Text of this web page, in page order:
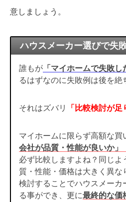
意しましょう。
ハウスメーカー選びで失
誰もが 「マイホームで失敗し
るはずなのに失敗例は後を絶
それはズバリ 「比較検討が足
マイホームに限らず高額な買
会社が品質・性能が良いか」
必ず比較しますよね？同じよ
質・性能・価格は大きく異な
検討することでハウスメーカ
る事ができ、更に最終的な価